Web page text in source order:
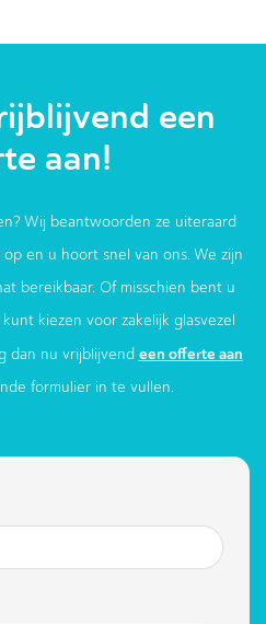
een
aan!
Wij beantwoorden ze uiteraard
en u hoort snel van ons. We zijn
bereikbaar. Of misschien bent u
kiezen voor zakelijk glasvezel
dan nu vrijblijvend een offerte aan
formulier in te vullen.